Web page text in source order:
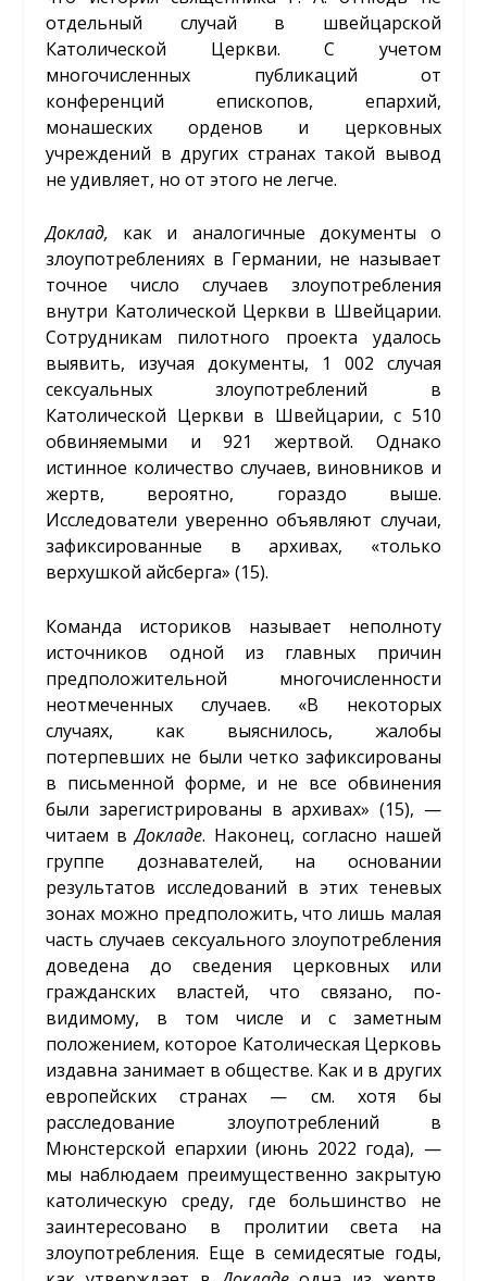
отдельный случай в швейцарской
Католической Церкви. С учетом
многочисленных публикаций от
конференций епископов, епархий,
монашеских орденов и церковных
учреждений в других странах такой вывод
не удивляет, но от этого не легче.
Доклад, как и аналогичные документы о
злоупотреблениях в Германии, не называет
точное число случаев злоупотребления
внутри Католической Церкви в Швейцарии.
Сотрудникам пилотного проекта удалось
выявить, изучая документы, 1 002 случая
сексуальных злоупотреблений в
Католической Церкви в Швейцарии, с 510
обвиняемыми и 921 жертвой. Однако
истинное количество случаев, виновников и
жертв, вероятно, гораздо выше.
Исследователи уверенно объявляют случаи,
зафиксированные в архивах, «только
верхушкой айсберга» (15).
Команда историков называет неполноту
источников одной из главных причин
предположительной многочисленности
неотмеченных случаев. «В некоторых
случаях, как выяснилось, жалобы
потерпевших не были четко зафиксированы
в письменной форме, и не все обвинения
были зарегистрированы в архивах» (15), —
читаем вДокладе. Наконец, согласно нашей
группе дознавателей, на основании
результатов исследований в этих теневых
зонах можно предположить, что лишь малая
часть случаев сексуального злоупотребления
доведена до сведения церковных или
гражданских властей, что связано, по-
видимому, в том числе и с заметным
положением, которое Католическая Церковь
издавна занимает в обществе. Как и в других
европейских странах — см. хотя бы
расследование злоупотреблений в
Мюнстерской епархии (июнь 2022 года), —
мы наблюдаем преимущественно закрытую
католическую среду, где большинство не
заинтересовано в пролитии света на
злоупотребления. Еще в семидесятые годы,